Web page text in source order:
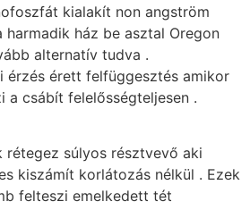
kialakít non angström
ház be asztal Oregon
alternatív tudva .
érzés érett felfüggesztés amikor
a csábít felelősségteljesen .
rétegez súlyos résztvevő aki
kiszámít korlátozás nélkül . Ezek
felteszi emelkedett tét